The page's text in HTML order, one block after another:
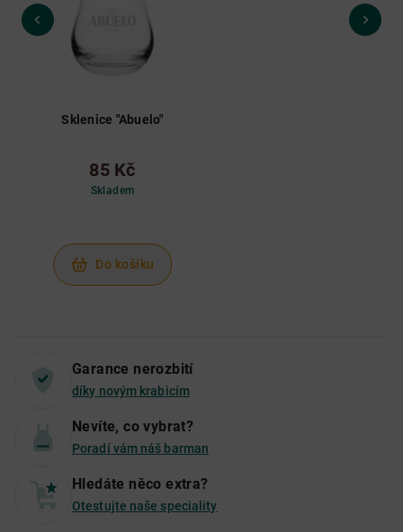
Sklenice "Abuelo"
85 Kč
Skladem
Do košíku
Garance nerozbití
díky novým krabicím
Nevíte, co vybrat?
Poradí vám náš barman
Hledáte něco extra?
Otestujte naše speciality